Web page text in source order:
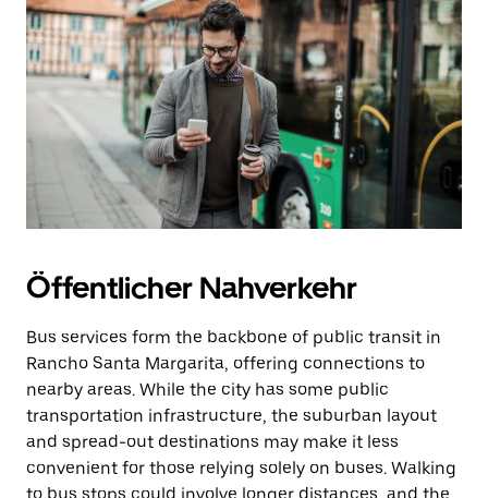
Öffentlicher Nahverkehr
Bus services form the backbone of public transit in
Rancho Santa Margarita, offering connections to
nearby areas. While the city has some public
transportation infrastructure, the suburban layout
and spread-out destinations may make it less
convenient for those relying solely on buses. Walking